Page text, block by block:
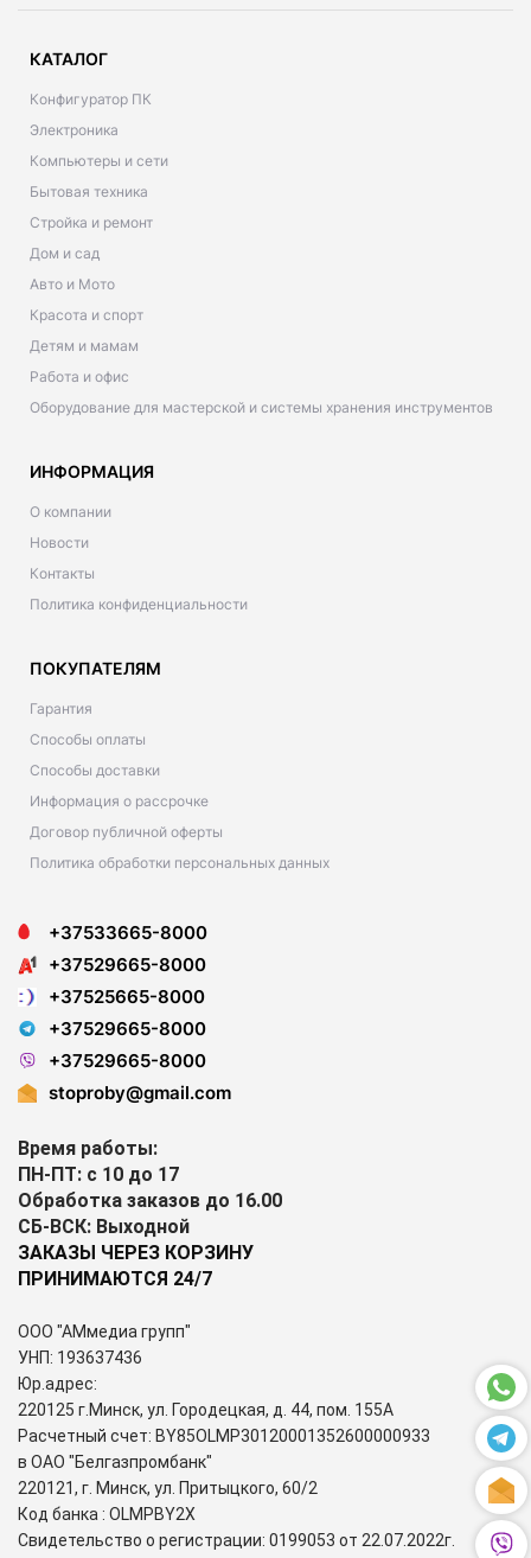
КАТАЛОГ
Конфигуратор ПК
Электроника
Компьютеры и сети
Бытовая техника
Стройка и ремонт
Дом и сад
Авто и Мото
Красота и спорт
Детям и мамам
Работа и офис
Оборудование для мастерской и системы хранения инструментов
ИНФОРМАЦИЯ
О компании
Новости
Контакты
Политика конфиденциальности
ПОКУПАТЕЛЯМ
Гарантия
Способы оплаты
Способы доставки
Информация о рассрочке
Договор публичной оферты
Политика обработки персональных данных
+37533665-8000
+37529665-8000
+37525665-8000
+37529665-8000
+37529665-8000
stoproby@gmail.com
Время работы:
ПН-ПТ: с 10 до 17
Обработка заказов до 16.00
СБ-ВСК: Выходной
ЗАКАЗЫ ЧЕРЕЗ КОРЗИНУ
ПРИНИМАЮТСЯ 24/7
ООО "АМмедиа групп"
УНП: 193637436
Юр.адрес:
220125 г.Минск, ул. Городецкая, д. 44, пом. 155А
Расчетный счет: BY85OLMP30120001352600000933
в ОАО "Белгазпромбанк"
220121, г. Минск, ул. Притыцкого, 60/2
Код банка : OLMPBY2X
Свидетельство о регистрации: 0199053 от 22.07.2022г.